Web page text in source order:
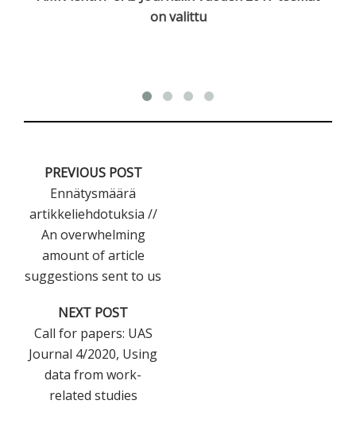
on valittu
PREVIOUS POST
Ennätysmäärä
artikkeliehdotuksia //
An overwhelming
amount of article
suggestions sent to us
NEXT POST
Call for papers: UAS
Journal 4/2020, Using
data from work-
related studies